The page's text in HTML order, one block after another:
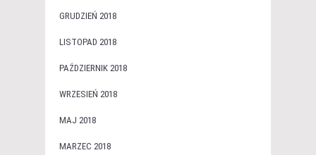
GRUDZIEŃ 2018
LISTOPAD 2018
PAŹDZIERNIK 2018
WRZESIEŃ 2018
MAJ 2018
MARZEC 2018